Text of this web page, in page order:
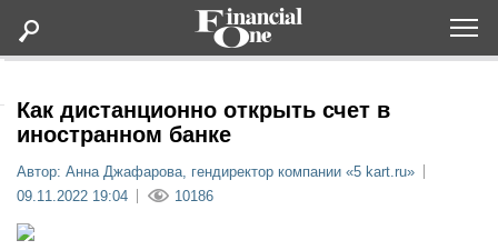
Статьи
Как дистанционно открыть счет в
иностранном банке
Автор: Анна Джафарова, гендиректор компании «5 kart.ru»
09.11.2022 19:04
10186